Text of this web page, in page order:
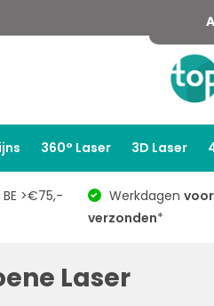
360° Laser 3D Laser
>€75,-
Werkdagen
verzonden*
Laser